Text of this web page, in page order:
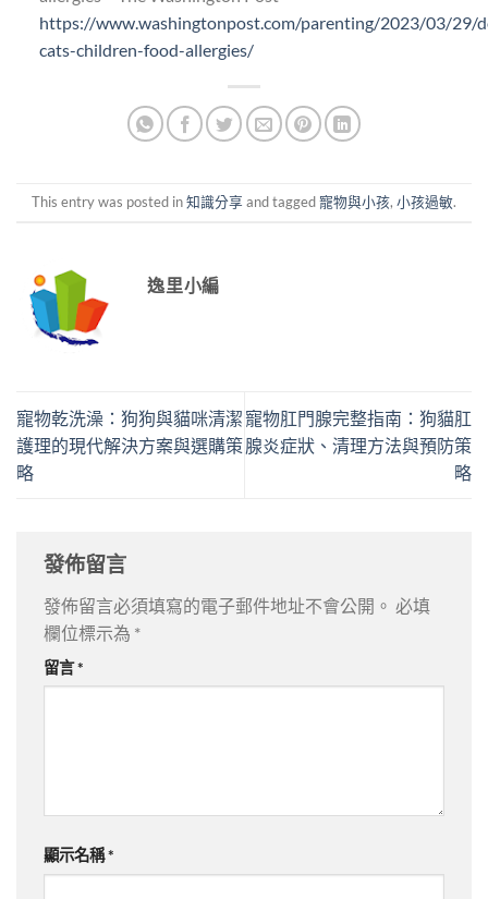
https://www.washingtonpost.com/parenting/2023/03/29/
cats-children-food-allergies/
This entry was posted in知識分享 and tagged寵物與小孩, 小孩過敏.
逸里小編
寵物乾洗澡：狗狗與貓咪清潔
護理的現代解決方案與選購策
略
寵物肛門腺完整指南：狗貓肛
腺炎症狀、清理方法與預防策
略
發佈留言
發佈留言必須填寫的電子郵件地址不會公開。 必填
欄位標示為 *
留言*
顯示名稱*